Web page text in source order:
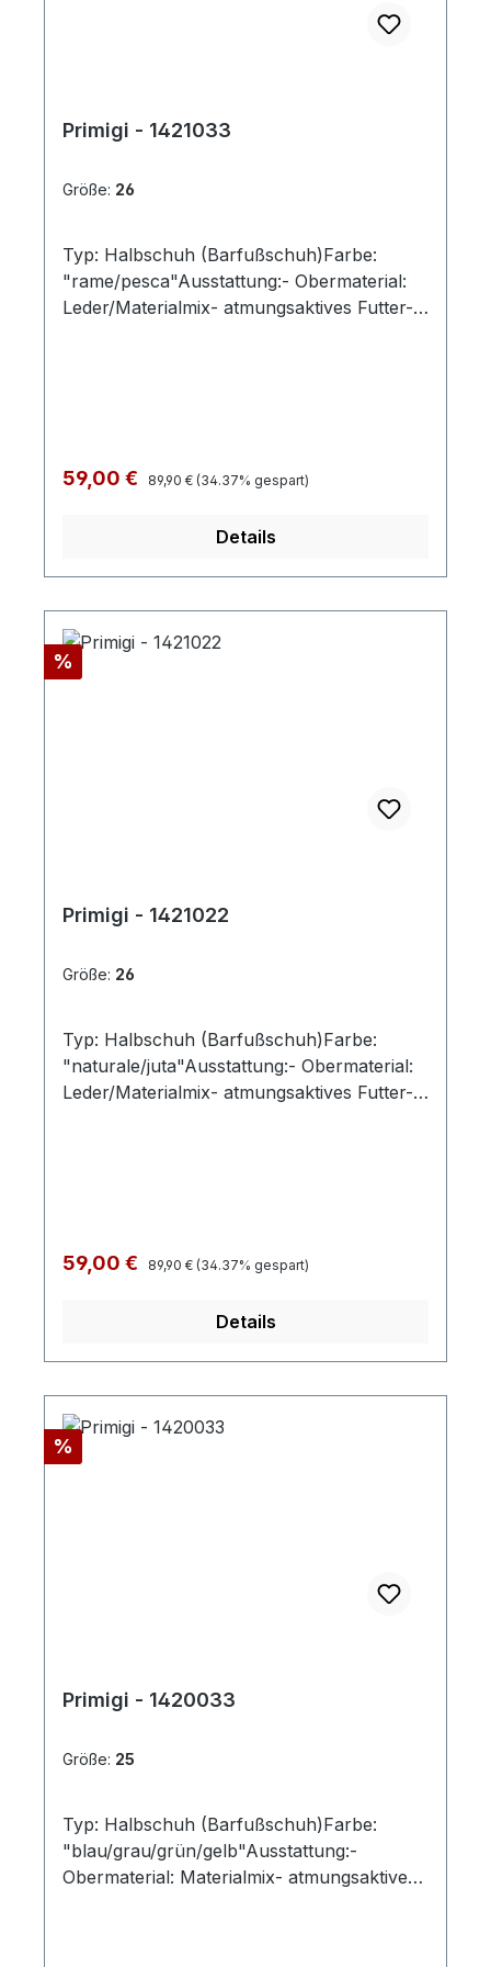
Primigi - 1421033
Größe: 26
Typ: Halbschuh (Barfußschuh)Farbe:
"rame/pesca"Ausstattung:- Obermaterial:
Leder/Materialmix- atmungsaktives Futter-
Verkaufspreis:
59,00 € Regulärer Preis:
89,90 € (34.37% gespart)
Details
Rabatt
%
Primigi - 1421022
Größe: 26
Typ: Halbschuh (Barfußschuh)Farbe:
"naturale/juta"Ausstattung:- Obermaterial:
Leder/Materialmix- atmungsaktives Futter-
Verkaufspreis:
59,00 € Regulärer Preis:
89,90 € (34.37% gespart)
Details
Rabatt
%
Primigi - 1420033
Größe: 25
Typ: Halbschuh (Barfußschuh)Farbe:
"blau/grau/grün/gelb"Ausstattung:-
Obermaterial: Materialmix- atmungsaktives